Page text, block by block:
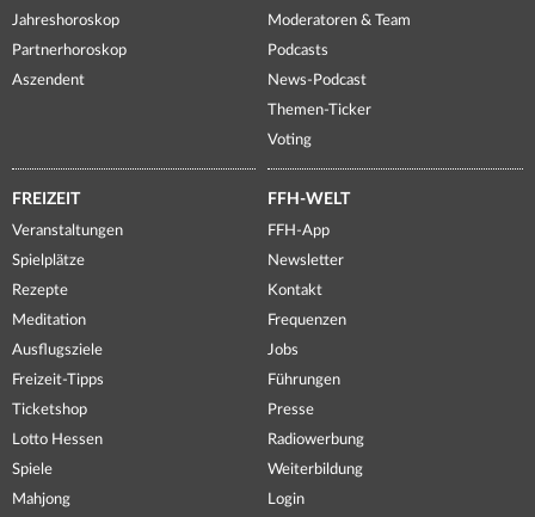
Jahreshoroskop
Partnerhoroskop
Aszendent
Moderatoren & Team
Podcasts
News-Podcast
Themen-Ticker
Voting
FREIZEIT
Veranstaltungen
Spielplätze
Rezepte
Meditation
Ausflugsziele
Freizeit-Tipps
Ticketshop
Lotto Hessen
Spiele
Mahjong
FFH-WELT
FFH-App
Newsletter
Kontakt
Frequenzen
Jobs
Führungen
Presse
Radiowerbung
Weiterbildung
Login